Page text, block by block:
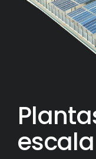
escala